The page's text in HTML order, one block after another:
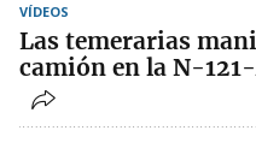
VÍDEOS
Las temerarias
camión en la N-